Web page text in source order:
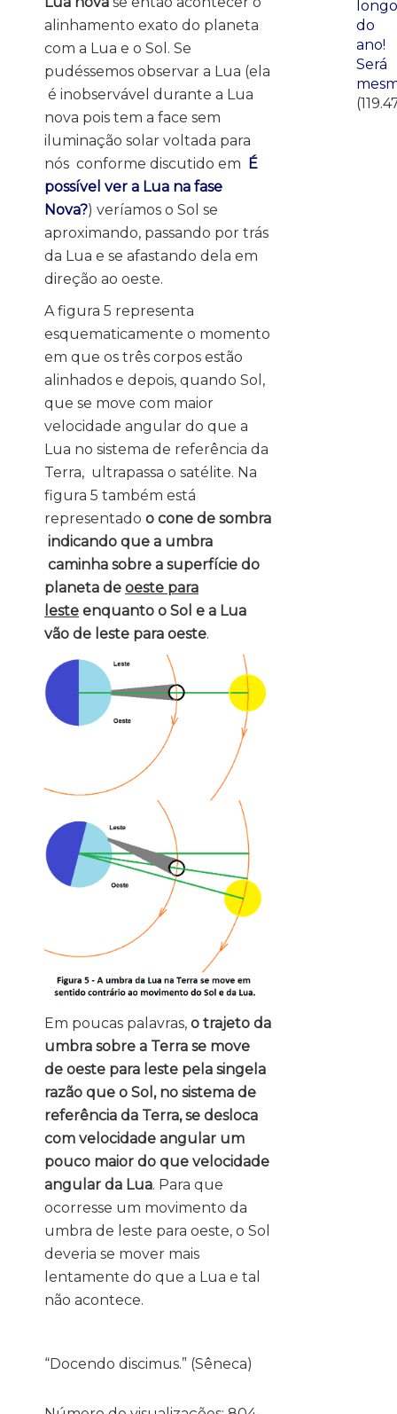
alinhamento exato do planeta
com a Lua e o Sol. Se
pudéssemos observar a Lua (ela
é inobservável durante a Lua
nova pois tem a face sem
iluminação solar voltada para
nós conforme discutido em É
possível ver a Lua na fase
Nova?) veríamos o Sol se
aproximando, passando por trás
da Lua e se afastando dela em
direção ao oeste.
A figura 5 representa
esquematicamente o momento
em que os três corpos estão
alinhados e depois, quando Sol,
que se move com maior
velocidade angular do que a
Lua no sistema de referência da
Terra, ultrapassa o satélite. Na
figura 5 também está
representado o cone de sombra
indicando que a umbra
caminha sobre a superfície do
planeta de oeste para
leste enquanto o Sol e a Lua
vão de leste para oeste.
Em poucas palavras, o trajeto da
umbra sobre a Terra se move
de oeste para leste pela singela
razão que o Sol, no sistema de
referência da Terra, se desloca
com velocidade angular um
pouco maior do que velocidade
angular da Lua. Para que
ocorresse um movimento da
umbra de leste para oeste, o Sol
deveria se mover mais
lentamente do que a Lua e tal
não acontece.
“Docendo discimus.” (Sêneca)
longo
do
ano!
Será